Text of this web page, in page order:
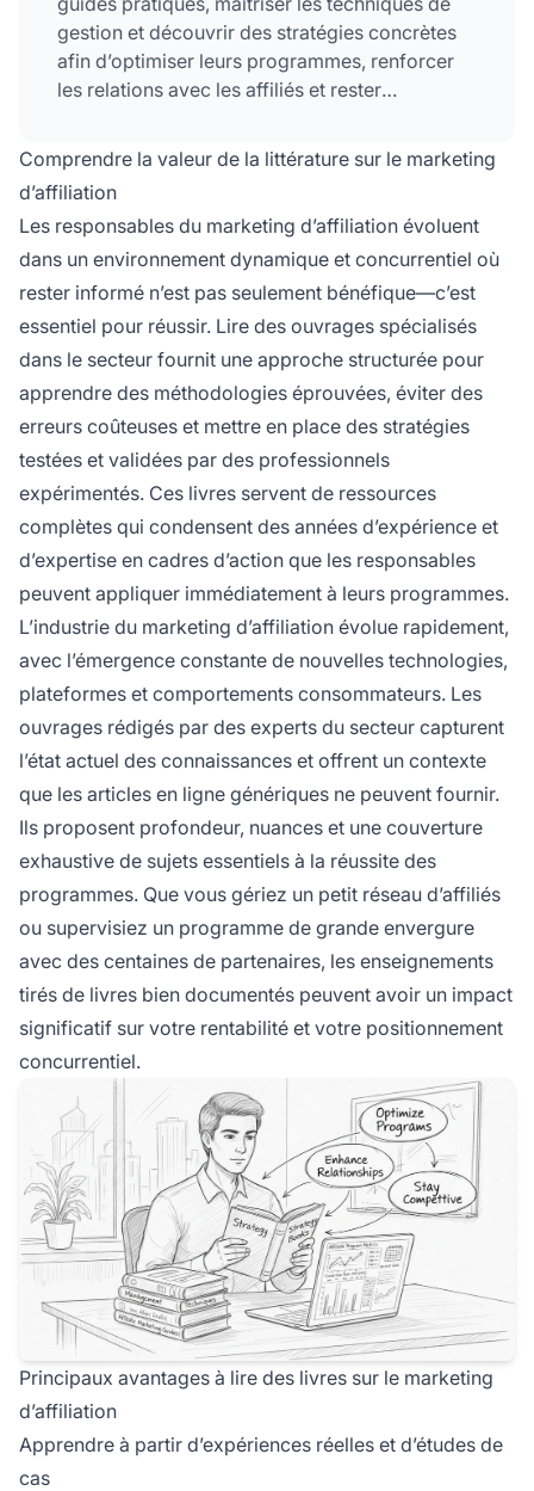
gestion et découvrir des stratégies concrètes
afin d’optimiser leurs programmes, renforcer
les relations avec les affiliés et rester
Comprendre la valeur de la littérature sur le marketing
d’affiliation
Les responsables du marketing d’affiliation évoluent
dans un environnement dynamique et concurrentiel où
rester informé n’est pas seulement bénéfique—c’est
essentiel pour réussir. Lire des ouvrages spécialisés
dans le secteur fournit une approche structurée pour
apprendre des méthodologies éprouvées, éviter des
erreurs coûteuses et mettre en place des stratégies
testées et validées par des professionnels
expérimentés. Ces livres servent de ressources
complètes qui condensent des années d’expérience et
d’expertise en cadres d’action que les responsables
peuvent appliquer immédiatement à leurs programmes.
L’industrie du marketing d’affiliation évolue rapidement,
avec l’émergence constante de nouvelles technologies,
plateformes et comportements consommateurs. Les
ouvrages rédigés par des experts du secteur capturent
l’état actuel des connaissances et offrent un contexte
que les articles en ligne génériques ne peuvent fournir.
Ils proposent profondeur, nuances et une couverture
exhaustive de sujets essentiels à la réussite des
programmes. Que vous gériez un petit réseau d’affiliés
ou supervisiez un programme de grande envergure
avec des centaines de partenaires, les enseignements
tirés de livres bien documentés peuvent avoir un impact
significatif sur votre rentabilité et votre positionnement
concurrentiel.
Principaux avantages à lire des livres sur le marketing
d’affiliation
Apprendre à partir d’expériences réelles et d’études de
cas